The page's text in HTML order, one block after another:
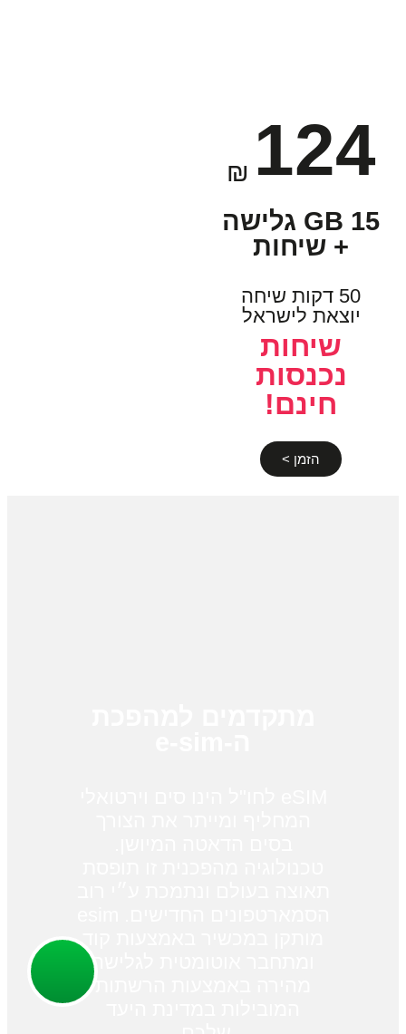
124
₪
15 GB גלישה
+ שיחות
50 דקות שיחה
יוצאת לישראל
שיחות
נכנסות
חינם!
הזמן >
ומתחבר אוטומטית לגלישה